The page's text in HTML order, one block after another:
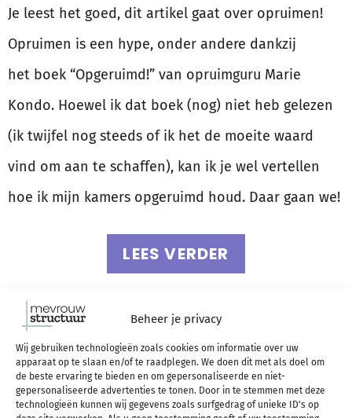
Beheer je privacy
Wij gebruiken technologieën zoals cookies om informatie over uw
apparaat op te slaan en/of te raadplegen. We doen dit met als doel om
de beste ervaring te bieden en om gepersonaliseerde en niet-
gepersonaliseerde advertenties te tonen. Door in te stemmen met deze
technologieën kunnen wij gegevens zoals surfgedrag of unieke ID's op
Je leest het goed, dit artikel gaat over opruimen!
Opruimen is een hype, onder andere dankzij
het boek “Opgeruimd!” van opruimguru Marie
Kondo. Hoewel ik dat boek (nog) niet heb gelezen
(ik twijfel nog steeds of ik het de moeite waard
vind om aan te schaffen), kan ik je wel vertellen
hoe ik mijn kamers opgeruimd houd. Daar gaan we!
LEES VERDER
Nuttige dingen die je
deze zomer kunt doen